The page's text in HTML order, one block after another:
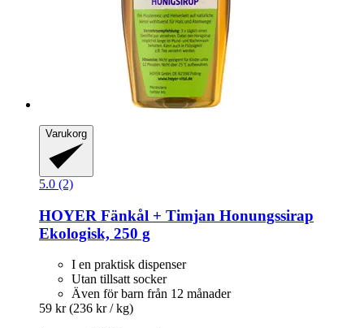
Varukorg
5.0 (2)
HOYER Fänkål + Timjan Honungssirap
Ekologisk, 250 g
I en praktisk dispenser
Utan tillsatt socker
Även för barn från 12 månader
59 kr (236 kr / kg)